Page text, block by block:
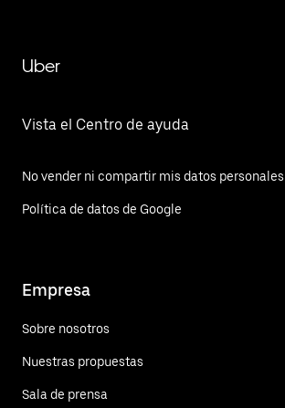
Uber
Vista el Centro de ayuda
No vender ni compartir mis datos personales
Política de datos de Google
Empresa
Sobre nosotros
Nuestras propuestas
Sala de prensa